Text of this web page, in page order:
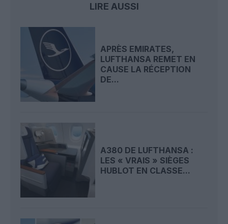
LIRE AUSSI
APRÈS EMIRATES,
LUFTHANSA REMET EN
CAUSE LA RÉCEPTION
DE...
A380 DE LUFTHANSA :
LES « VRAIS » SIÈGES
HUBLOT EN CLASSE...